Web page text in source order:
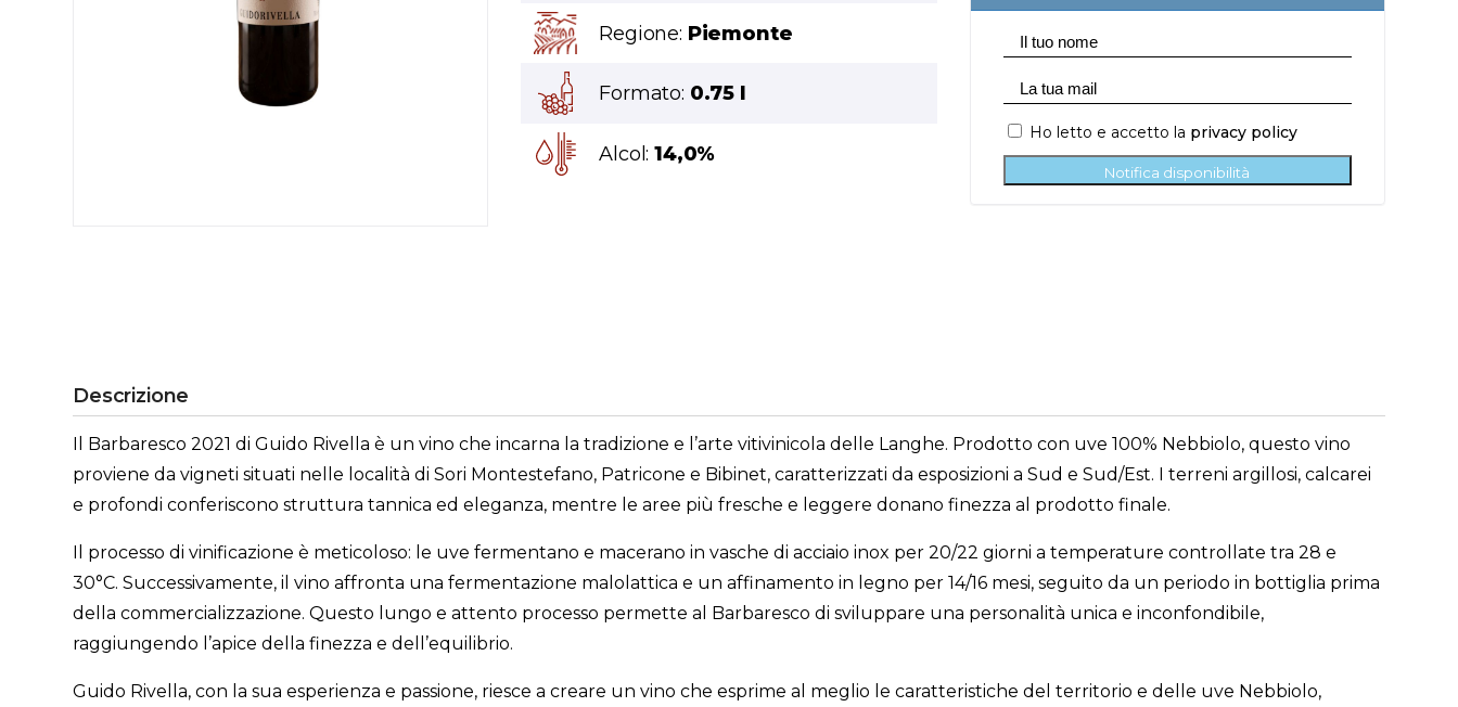
Regione: Piemonte
Formato: 0.75 l
Alcol:14,0%
Ho letto e accetto la privacy policy
Notifica disponibilità
Descrizione
Il Barbaresco 2021 di Guido Rivella è un vino che incarna la tradizione e l’arte vitivinicola delle Langhe. Prodotto con uve 100% Nebbiolo, questo vino
proviene da vigneti situati nelle località di Sori Montestefano, Patricone e Bibinet, caratterizzati da esposizioni a Sud e Sud/Est. I terreni argillosi, calcarei
e profondi conferiscono struttura tannica ed eleganza, mentre le aree più fresche e leggere donano finezza al prodotto finale.
Il processo di vinificazione è meticoloso: le uve fermentano e macerano in vasche di acciaio inox per 20/22 giorni a temperature controllate tra 28 e
30°C. Successivamente, il vino affronta una fermentazione malolattica e un affinamento in legno per 14/16 mesi, seguito da un periodo in bottiglia prima
della commercializzazione. Questo lungo e attento processo permette al Barbaresco di sviluppare una personalità unica e inconfondibile,
raggiungendo l’apice della finezza e dell’equilibrio.
Guido Rivella, con la sua esperienza e passione, riesce a creare un vino che esprime al meglio le caratteristiche del territorio e delle uve Nebbiolo,